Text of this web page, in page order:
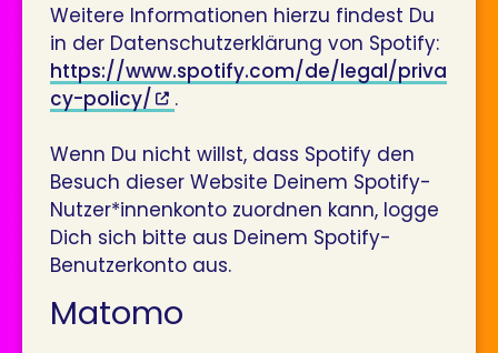
Weitere Informationen hierzu findest Du
in der Datenschutzerklärung von Spotify:
https://www.spotify.com/de/legal/priva
cy-policy/
.
Wenn Du nicht willst, dass Spotify den
Besuch dieser Website Deinem Spotify-
Nutzer*innenkonto zuordnen kann, logge
Dich sich bitte aus Deinem Spotify-
Benutzerkonto aus.
Matomo